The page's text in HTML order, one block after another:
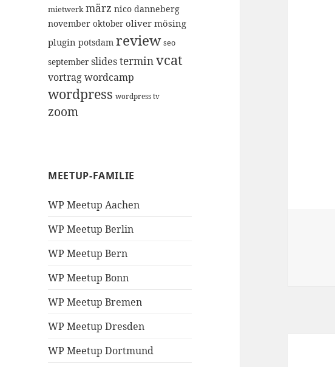
mietwerk märz nico danneberg
november oktober oliver mösing
plugin potsdam review seo
september slidesterminvcat
vortragwordcamp
wordpress wordpress tv
zoom
MEETUP-FAMILIE
WP Meetup Aachen
WP Meetup Berlin
WP Meetup Bern
WP Meetup Bonn
WP Meetup Bremen
WP Meetup Dresden
WP Meetup Dortmund